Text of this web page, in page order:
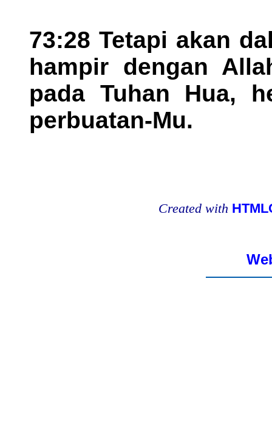
73:28 Tetapi akan
hampir dengan
pada Tuhan Hua,
perbuatan-Mu.
Created with